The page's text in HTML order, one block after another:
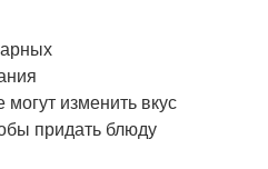
изменить вкус
придать блюду